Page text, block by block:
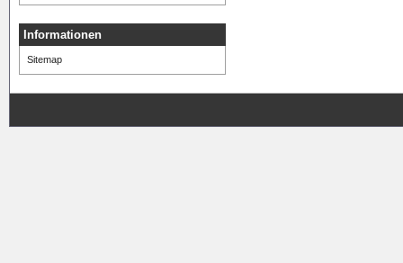
Informationen
Sitemap